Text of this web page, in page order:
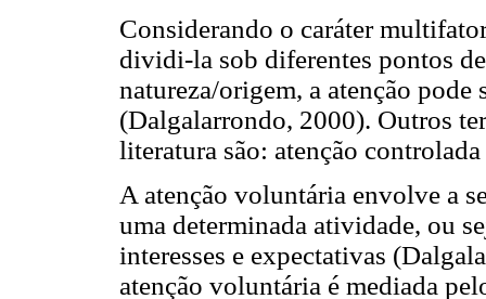
Considerando o caráter
dividi-la sob diferentes pontos
natureza/origem, a atenção
(Dalgalarrondo, 2000). Outros
literatura são: atenção
A atenção voluntária envolve a
uma determinada atividade, ou
interesses e expectativas
atenção voluntária é mediada